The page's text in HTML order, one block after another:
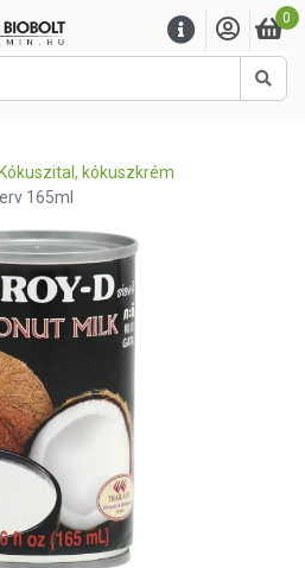
0
Kókuszital, kókuszkrém
165ml